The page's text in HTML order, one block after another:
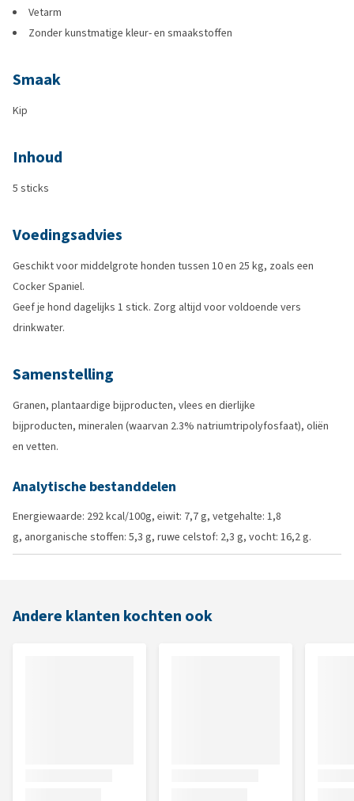
Vetarm
Zonder kunstmatige kleur- en smaakstoffen
Smaak
Kip
Inhoud
5 sticks
Voedingsadvies
Geschikt voor middelgrote honden tussen 10 en 25 kg, zoals een
Cocker Spaniel.
Geef je hond dagelijks 1 stick. Zorg altijd voor voldoende vers
drinkwater.
Samenstelling
Granen, plantaardige bijproducten, vlees en dierlijke
bijproducten, mineralen (waarvan 2.3% natriumtripolyfosfaat), oliën
en vetten.
Analytische bestanddelen
Energiewaarde: 292 kcal/100g, eiwit: 7,7 g, vetgehalte: 1,8
g, anorganische stoffen: 5,3 g, ruwe celstof: 2,3 g, vocht: 16,2 g.
Andere klanten kochten ook